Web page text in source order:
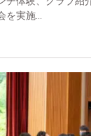
を実施...